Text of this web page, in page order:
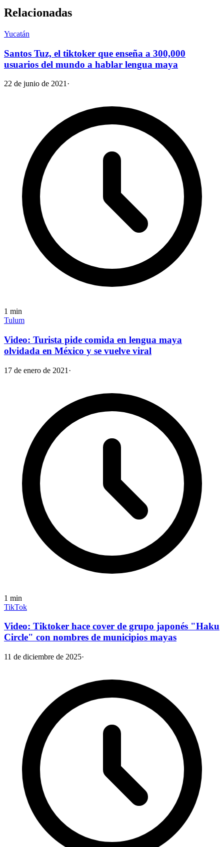
Relacionadas
Yucatán
Santos Tuz, el tiktoker que enseña a 300,000
usuarios del mundo a hablar lengua maya
22 de junio de 2021 ·
1 min
Tulum
Video: Turista pide comida en lengua maya
olvidada en México y se vuelve viral
17 de enero de 2021 ·
1 min
TikTok
Video: Tiktoker hace cover de grupo japonés "Haku
Circle" con nombres de municipios mayas
11 de diciembre de 2025·